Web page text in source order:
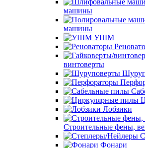
машины
машины
УШМ
винтоверты
Лобзики
Строительные фены,
Фонари